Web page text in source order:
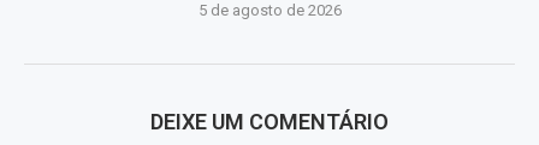
5 de agosto de 2026
DEIXE UM COMENTÁRIO